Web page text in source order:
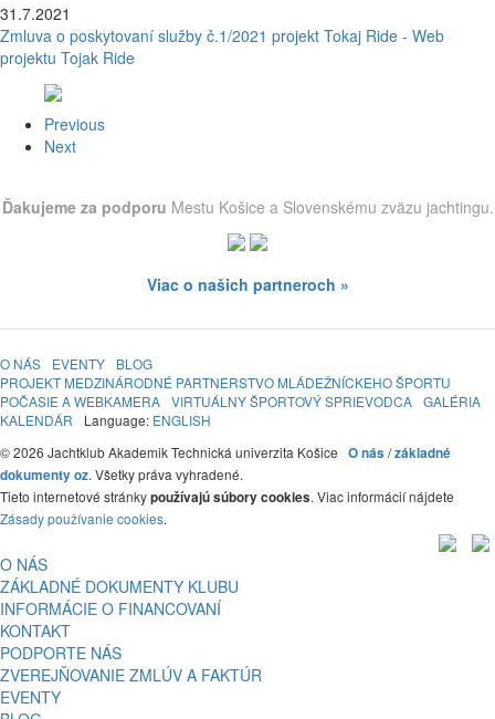
31.7.2021
Zmluva o poskytovaní služby č.1/2021 projekt Tokaj Ride - Web
projektu Tojak Ride
Previous
Next
Ďakujeme za podporu Mestu Košice a Slovenskému zväzu jachtingu.
Viac o našich partneroch »
O NÁS EVENTY
BLOG
PROJEKT MEDZINÁRODNÉ PARTNERSTVO MLÁDEŽNÍCKEHO ŠPORTU
POČASIE A WEBKAMERA VIRTUÁLNY ŠPORTOVÝ SPRIEVODCA GALÉRIA
KALENDÁR
Language: ENGLISH
© 2026 Jachtklub Akademik Technická univerzita Košice O nás /základné
dokumenty oz. Všetky práva vyhradené.
Tieto internetové stránkypoužívajú súbory cookies. Viac informácií nájdete
Zásady používanie cookies.
O NÁS
ZÁKLADNÉ DOKUMENTY KLUBU
INFORMÁCIE O FINANCOVANÍ
KONTAKT
PODPORTE NÁS
ZVEREJŇOVANIE ZMLÚV A FAKTÚR
EVENTY